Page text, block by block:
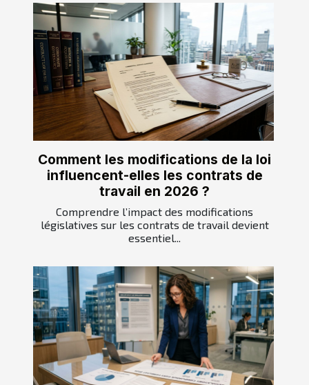
Comment les modifications de la loi
influencent-elles les contrats de
travail en 2026 ?
Comprendre l’impact des modifications
législatives sur les contrats de travail devient
essentiel...